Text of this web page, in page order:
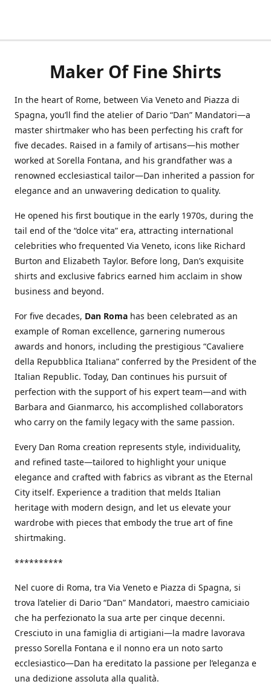
Maker Of Fine Shirts
In the heart of Rome, between Via Veneto and Piazza di
Spagna, you’ll find the atelier of Dario “Dan” Mandatori—a
master shirtmaker who has been perfecting his craft for
five decades. Raised in a family of artisans—his mother
worked at Sorella Fontana, and his grandfather was a
renowned ecclesiastical tailor—Dan inherited a passion for
elegance and an unwavering dedication to quality.
He opened his first boutique in the early 1970s, during the
tail end of the “dolce vita” era, attracting international
celebrities who frequented Via Veneto, icons like Richard
Burton and Elizabeth Taylor. Before long, Dan’s exquisite
shirts and exclusive fabrics earned him acclaim in show
business and beyond.
For five decades, Dan Roma has been celebrated as an
example of Roman excellence, garnering numerous
awards and honors, including the prestigious “Cavaliere
della Repubblica Italiana” conferred by the President of the
Italian Republic. Today, Dan continues his pursuit of
perfection with the support of his expert team—and with
Barbara and Gianmarco, his accomplished collaborators
who carry on the family legacy with the same passion.
Every Dan Roma creation represents style, individuality,
and refined taste—tailored to highlight your unique
elegance and crafted with fabrics as vibrant as the Eternal
City itself. Experience a tradition that melds Italian
heritage with modern design, and let us elevate your
wardrobe with pieces that embody the true art of fine
shirtmaking.
**********
Nel cuore di Roma, tra Via Veneto e Piazza di Spagna, si
trova l’atelier di Dario “Dan” Mandatori, maestro camiciaio
che ha perfezionato la sua arte per cinque decenni.
Cresciuto in una famiglia di artigiani—la madre lavorava
presso Sorella Fontana e il nonno era un noto sarto
ecclesiastico—Dan ha ereditato la passione per l’eleganza e
una dedizione assoluta alla qualità.